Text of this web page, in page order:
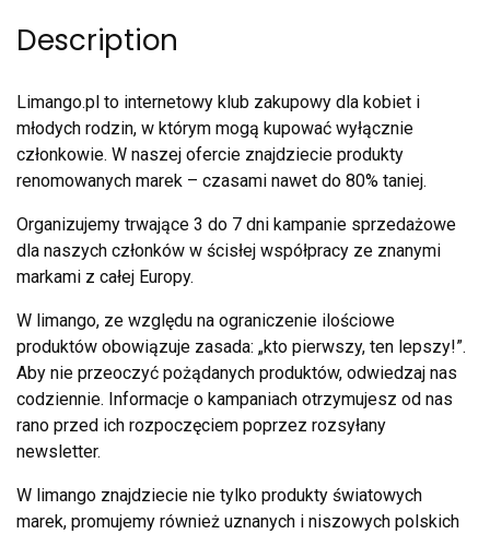
Description
Limango.pl to internetowy klub zakupowy dla kobiet i
młodych rodzin, w którym mogą kupować wyłącznie
członkowie. W naszej ofercie znajdziecie produkty
renomowanych marek – czasami nawet do 80% taniej.
Organizujemy trwające 3 do 7 dni kampanie sprzedażowe
dla naszych członków w ścisłej współpracy ze znanymi
markami z całej Europy.
W limango, ze względu na ograniczenie ilościowe
produktów obowiązuje zasada: „kto pierwszy, ten lepszy!”.
Aby nie przeoczyć pożądanych produktów, odwiedzaj nas
codziennie. Informacje o kampaniach otrzymujesz od nas
rano przed ich rozpoczęciem poprzez rozsyłany
newsletter.
W limango znajdziecie nie tylko produkty światowych
marek, promujemy również uznanych i niszowych polskich